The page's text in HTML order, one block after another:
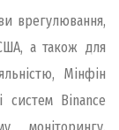
врегулювання,
а також для
Мінфін
систем Binance